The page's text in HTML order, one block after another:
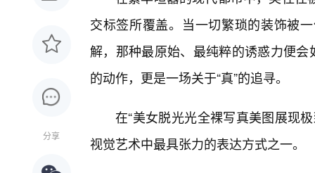
分享
交标签所覆盖。当一切繁琐的装饰被
解，那种最原始、最纯粹的诱惑力便
的动作，更是一场关于“真”的追寻。
在“美女脱光光全裸写真美图展现
视觉艺术中最具张力的表达方式之一。